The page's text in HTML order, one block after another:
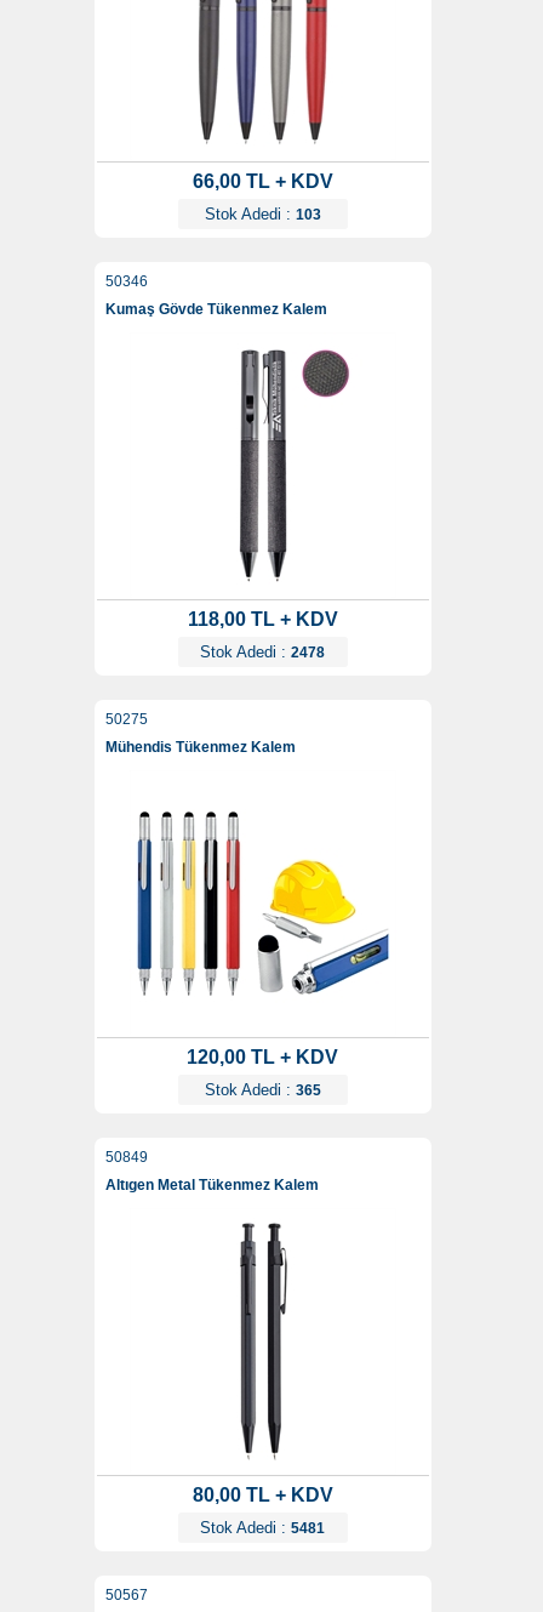
66,00 TL + KDV
Stok Adedi : 103
50346
Kumaş Gövde Tükenmez Kalem
118,00 TL + KDV
Stok Adedi : 2478
50275
Mühendis Tükenmez Kalem
120,00 TL + KDV
Stok Adedi : 365
50849
Altıgen Metal Tükenmez Kalem
80,00 TL + KDV
Stok Adedi : 5481
50567